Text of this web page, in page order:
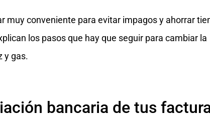
muy conveniente para evitar impagos y ahorrar
los pasos que hay que seguir para cambiar la
y gas.
bancaria de tus